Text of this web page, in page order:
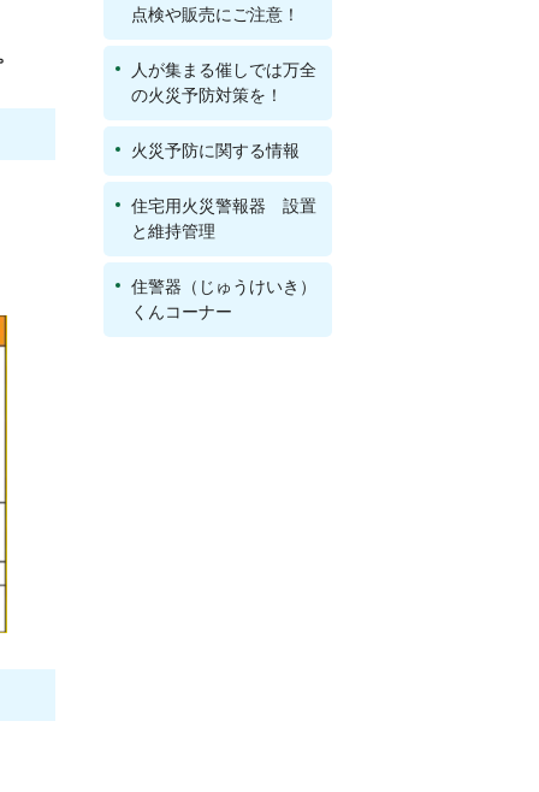
点検や販売にご注意！
人が集まる催しでは万全
の火災予防対策を！
火災予防に関する情報
住宅用火災警報器 設置
と維持管理
住警器（じゅうけいき）
くんコーナー